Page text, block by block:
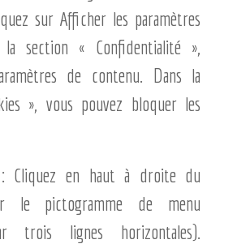
sur Afficher les paramètres
la section « Confidentialité »,
de contenu. Dans la
», vous pouvez bloquer les
: Cliquez en haut à droite du
le pictogramme de menu
trois lignes horizontales).